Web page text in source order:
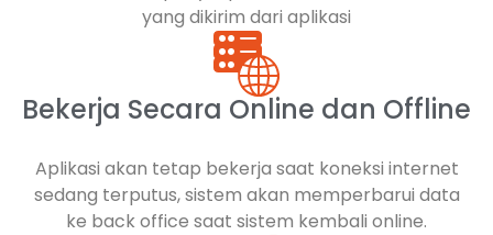
yang dikirim dari aplikasi
Bekerja Secara Online dan Offline
Aplikasi akan tetap bekerja saat koneksi internet
sedang terputus, sistem akan memperbarui data
ke back office saat sistem kembali online.